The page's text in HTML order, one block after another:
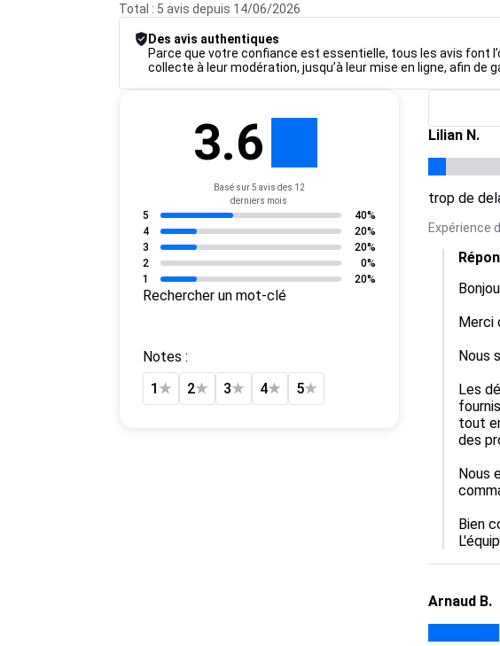
Total : 5 avis depuis 14/06/2026
Des avis authentiques
Parce que votre confiance est essentielle, tous les avis font
collecte à leur modération, jusqu’à leur mise en ligne, afin de
3.6
Basé sur 5 avis des 12
derniers mois
5
40%
4
20%
3
20%
2
0%
1
20%
Rechercher un mot-clé
Notes :
1 ★ 2★ 3★ 4★ 5★
Lilian N.
trop de
Expérience
Merci
Nous
Les
tout
des
Nous
Bien
Arnaud B.